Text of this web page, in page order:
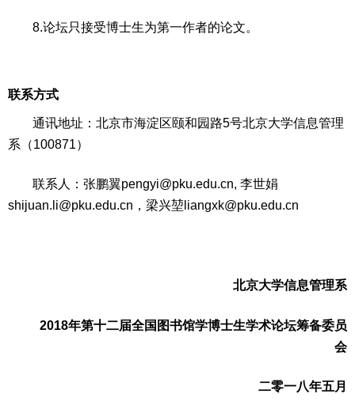
8.论坛只接受博士生为第一作者的论文。
联系方式
通讯地址：北京市海淀区颐和园路5号北京大学信息管理
系（100871）
联系人：张鹏翼pengyi@pku.edu.cn, 李世娟
shijuan.li@pku.edu.cn，梁兴堃liangxk@pku.edu.cn
北京大学信息管理系
2018年第十二届全国图书馆学博士生学术论坛筹备委员
会
二零一八年五月